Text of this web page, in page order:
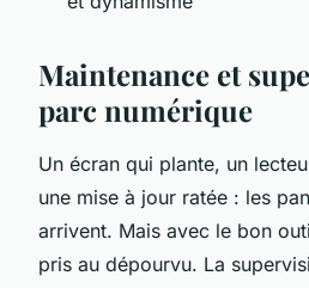
Maintenance et
parc numérique
Un écran qui plante, un
une mise à jour ratée : les
arrivent. Mais avec le bon
pris au dépourvu. La